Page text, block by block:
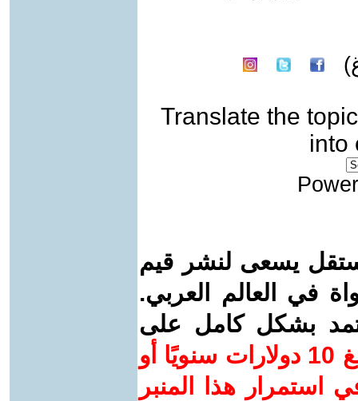
Translate the topic
into
يسعى لنشر قيم
في العالم العربي.
بشكل كامل على
ساهم/ي معنا! بدعمكم بمبلغ 10 دولارات سنويًا أو
استمرار هذا المنبر